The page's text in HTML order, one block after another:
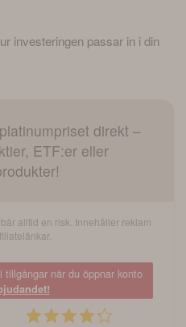
investeringen passar in i din
direkt –
ETF:er eller
alltid en risk. Innehåller reklam
när du öppnar konto